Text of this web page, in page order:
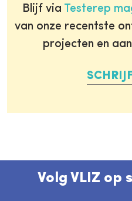
Blijf via Testerep
van onze recentste
projecten en
Volg VLIZ op